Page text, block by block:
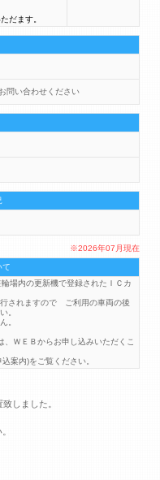
だます。
問い合わせください
※2026年07月現在
て
場内の更新機で登録されたＩＣカ
されますので ご利用の車両の後
。
。
ＷＥＢからお申し込みいただくこ
案内)をご覧ください。
しました。